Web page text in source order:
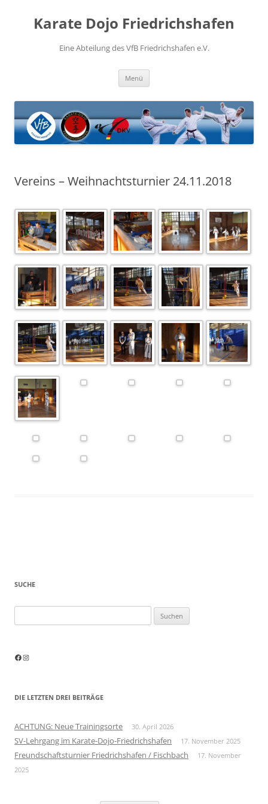
springenKarate Dojo Friedrichshafen
Eine Abteilung des VfB Friedrichshafen e.V.
Menü
Vereins – Weihnachtsturnier 24.11.2018
SUCHE
nach:
Facebook
Instagram
DIE LETZTEN DREI BEITRÄGE
ACHTUNG: Neue Trainingsorte 30. April 2026
SV-Lehrgang im Karate-Dojo-Friedrichshafen 17. November 2025
Freundschaftsturnier Friedrichshafen / Fischbach
17. November
2025